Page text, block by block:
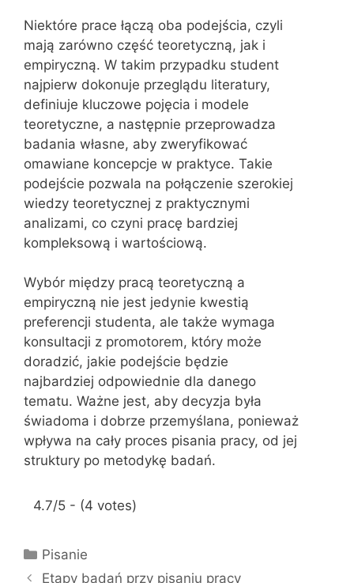
Niektóre prace łączą oba podejścia, czyli
mają zarówno część teoretyczną, jak i
empiryczną. W takim przypadku student
najpierw dokonuje przeglądu literatury,
definiuje kluczowe pojęcia i modele
teoretyczne, a następnie przeprowadza
badania własne, aby zweryfikować
omawiane koncepcje w praktyce. Takie
podejście pozwala na połączenie szerokiej
wiedzy teoretycznej z praktycznymi
analizami, co czyni pracę bardziej
kompleksową i wartościową.
Wybór między pracą teoretyczną a
empiryczną nie jest jedynie kwestią
preferencji studenta, ale także wymaga
konsultacji z promotorem, który może
doradzić, jakie podejście będzie
najbardziej odpowiednie dla danego
tematu. Ważne jest, aby decyzja była
świadoma i dobrze przemyślana, ponieważ
wpływa na cały proces pisania pracy, od jej
struktury po metodykę badań.
4.7/5 - (4 votes)
K
a
Pisanie
Etapy badań przy pisaniu pracy